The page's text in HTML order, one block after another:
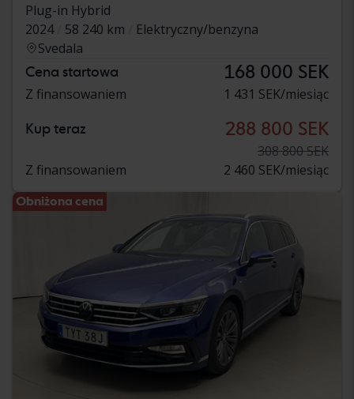
Plug-in Hybrid
2024
58 240 km
Elektryczny/benzyna
Svedala
Cena startowa 168 000 SEK
Z finansowaniem 1 431 SEK/miesiąc
Kup teraz 288 800 SEK
308 800 SEK
Z finansowaniem
2 460 SEK/miesiąc
Obniżona cena